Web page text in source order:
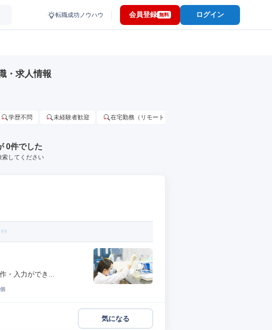
転職成功ノウハウ 会員登録 無料 ログイン
・求人情報
学歴不問 未経験者歓迎 在宅勤務（リモートワーク）OK
0件でした
索してください
・入力ができ...
気になる